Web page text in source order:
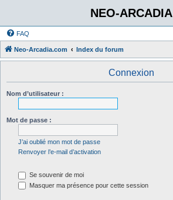
NEO-ARCADIA
FAQ
Neo-Arcadia.com Index du forum
Connexion
Nom d’utilisateur :
Mot de passe :
J’ai oublié mon mot de passe
Renvoyer l’e-mail d’activation
Se souvenir de moi
Masquer ma présence pour cette session